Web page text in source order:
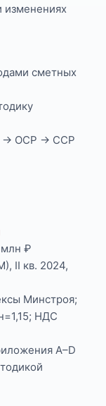
изменениях
сметных
→ ОСР → ССР
млн ₽
II кв. 2024,
Минстроя;
НДС
А–D